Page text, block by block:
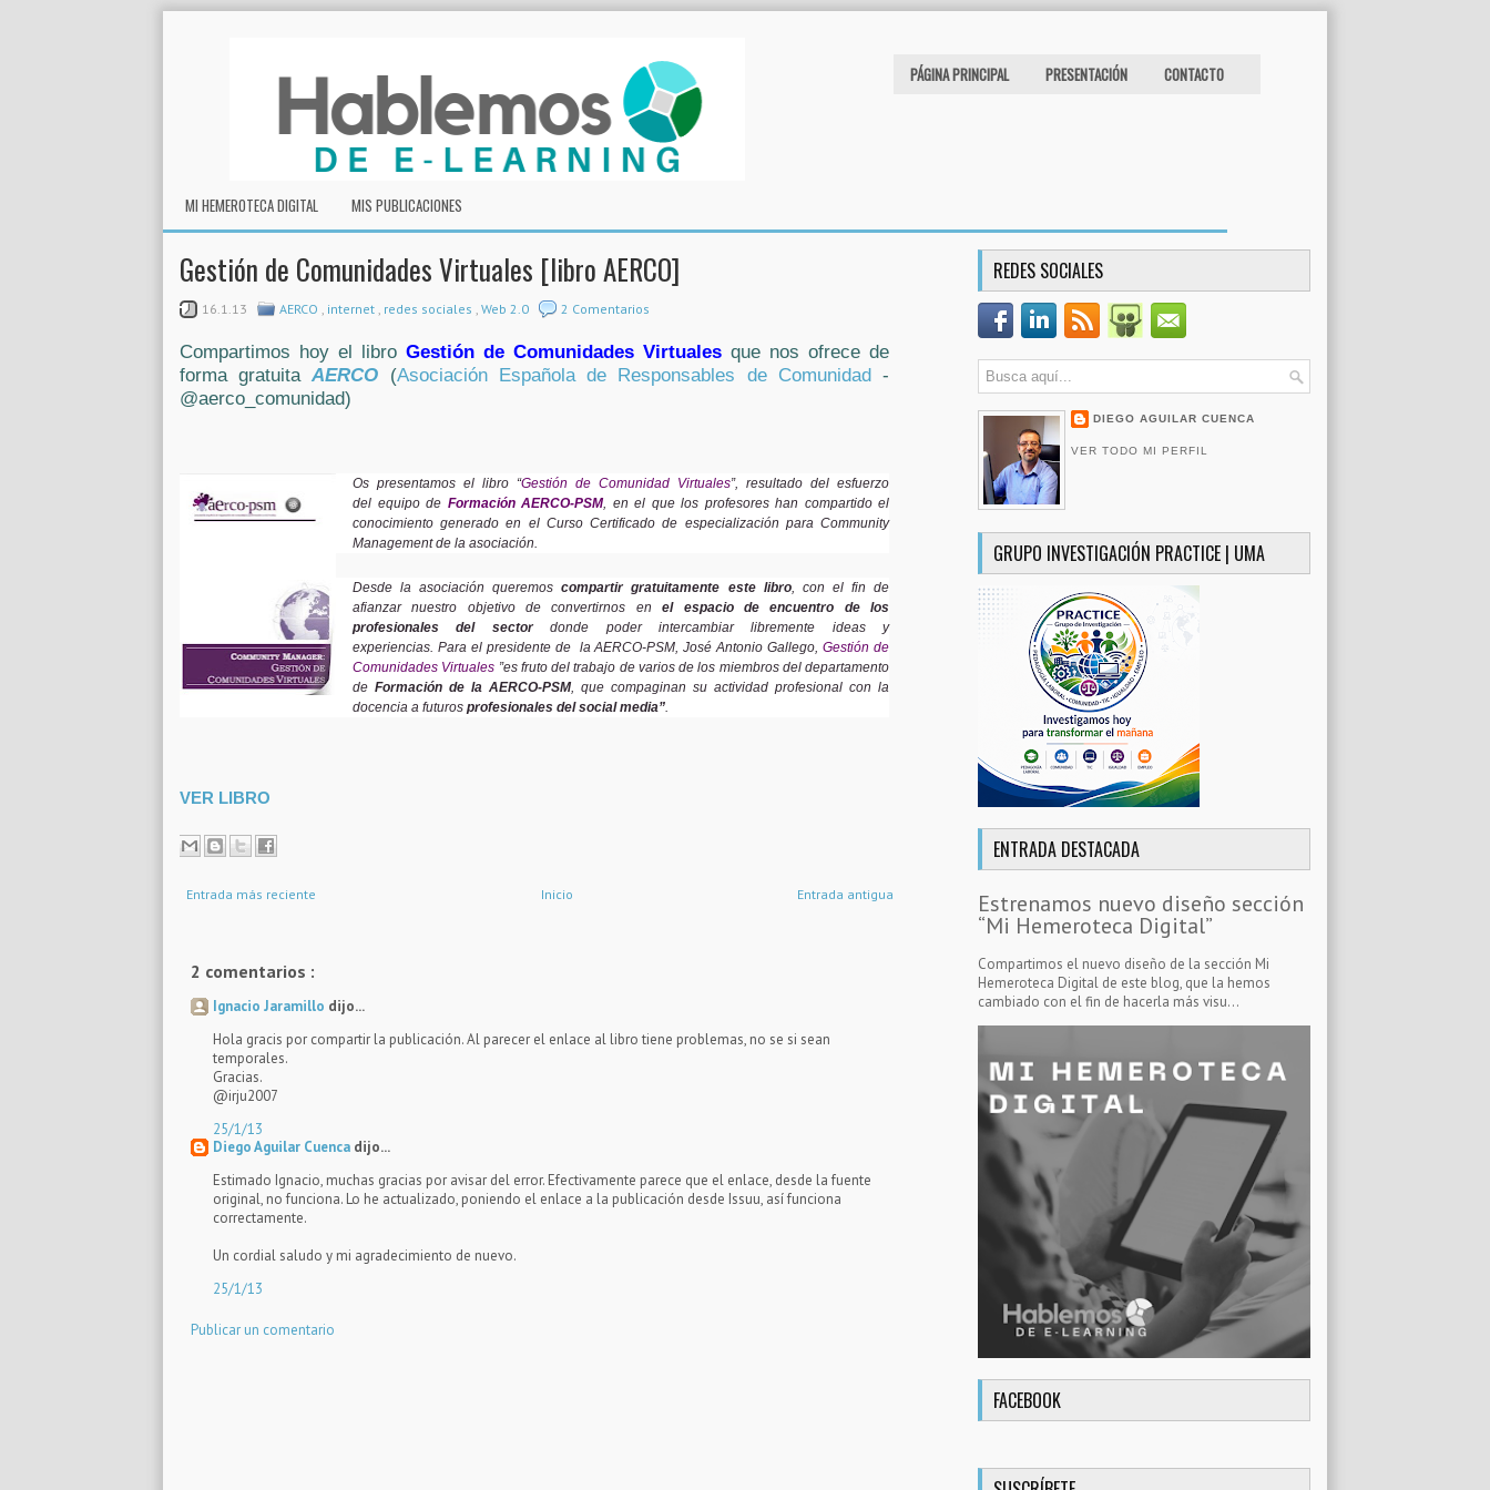
PÁGINA PRINCIPAL PRESENTACIÓN CONTACTO
MI HEMEROTECA DIGITAL MIS PUBLICACIONES
Gestión de Comunidades Virtuales [libro AERCO]
16.1.13 AERCO , internet , redes sociales , Web 2.0 2 Comentarios
Compartimos hoy el libro Gestión de Comunidades Virtuales que nos ofrece de
forma gratuitaAERCO (Asociación Española de Responsables de Comunidad-
@aerco_comunidad)
Os presentamos el libro “Gestión de Comunidad Virtuales”, resultado del esfuerzo
del equipo de Formación AERCO-PSM, en el que los profesores han compartido el
conocimiento generado en el Curso Certificado de especialización para Community
Management de la asociación.
Desde la asociación queremoscompartir gratuitamente este libro, con el fin de
afianzar nuestro objetivo de convertirnos enel espacio de encuentro de los
profesionales del sectordonde poder intercambiar libremente ideas y
experiencias. Para el presidente de la AERCO-PSM, José Antonio Gallego,Gestión de
Comunidades Virtuales ”es fruto del trabajo de varios de los miembros del departamento
de Formación de la AERCO-PSM, que compaginan su actividad profesional con la
docencia a futuros profesionales del social media”.
VER LIBRO
Entrada más reciente Entrada antigua
Inicio
2 comentarios :
Ignacio Jaramillo dijo...
Hola gracis por compartir la publicación. Al parecer el enlace al libro tiene problemas, no se si sean
temporales.
Gracias.
@irju2007
25/1/13
Diego Aguilar Cuenca dijo...
Estimado Ignacio, muchas gracias por avisar del error. Efectivamente parece que el enlace, desde la fuente
original, no funciona. Lo he actualizado, poniendo el enlace a la publicación desde Issuu, así funciona
correctamente.
Un cordial saludo y mi agradecimiento de nuevo.
25/1/13
Publicar un comentario
REDES SOCIALES
DIEGO AGUILAR CUENCA
VER TODO MI PERFIL
GRUPO INVESTIGACIÓN PRACTICE | UMA
ENTRADA DESTACADA
Estrenamos nuevo diseño sección
“Mi Hemeroteca Digital”
Compartimos el nuevo diseño de la sección Mi
Hemeroteca Digital de este blog, que la hemos
cambiado con el fin de hacerla más visu...
FACEBOOK